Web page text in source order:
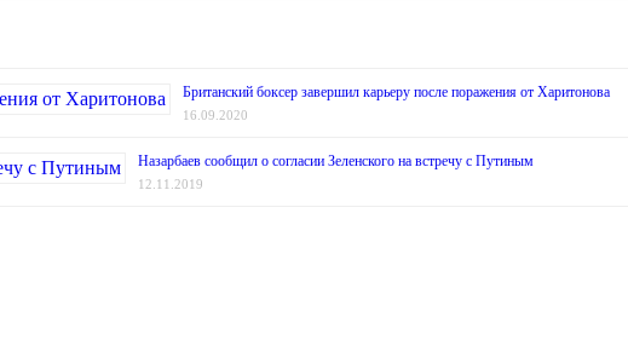
Британский боксер завершил карьеру после поражения от Харитонова
16.09.2020
Назарбаев сообщил о согласии Зеленского на встречу с Путиным
12.11.2019